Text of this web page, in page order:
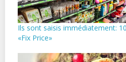
Ils sont saisis immédiatement:
«Fix Price»